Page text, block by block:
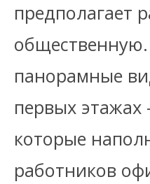
предполагает
панорамные
первых
которые
работников